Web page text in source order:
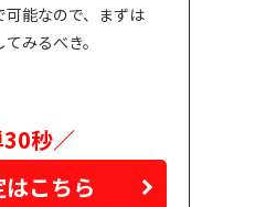
可能なので、まずは
みるべき。
秒／
こちら